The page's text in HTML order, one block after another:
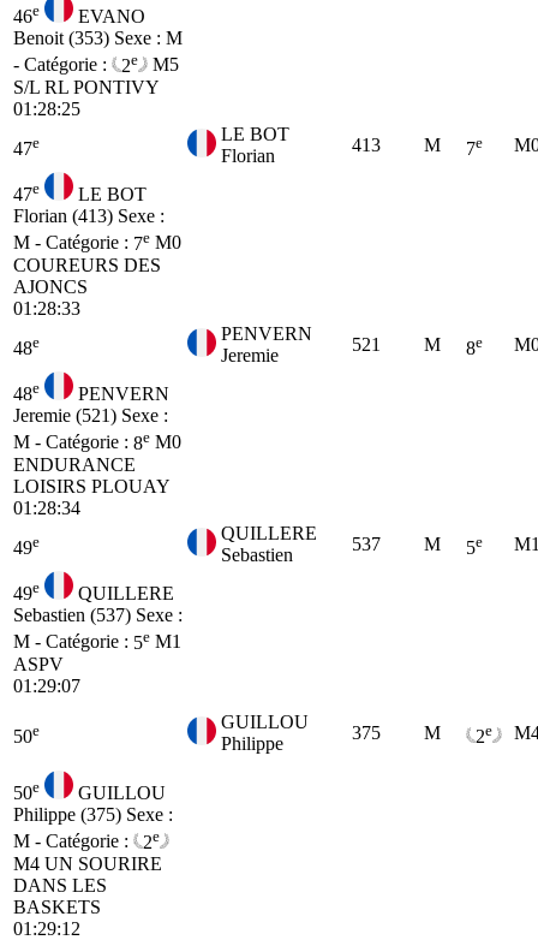
46e
EVANO
Benoit (353) Sexe : M
- Catégorie :
2e
M5
S/L RL PONTIVY
01:28:25
47e
LE BOT
Florian
413 M 7e
47e
LE BOT
Florian (413) Sexe :
M - Catégorie : 7e M0
COUREURS DES
AJONCS
01:28:33
48e
PENVERN
Jeremie
521 M 8e
48e
PENVERN
Jeremie (521) Sexe :
M - Catégorie : 8e M0
ENDURANCE
LOISIRS PLOUAY
01:28:34
49e
QUILLERE
Sebastien
537 M 5e
49e
QUILLERE
Sebastien (537) Sexe :
M - Catégorie : 5e M1
ASPV
01:29:07
50e
GUILLOU
Philippe
375 M 2e
50e
GUILLOU
Philippe (375) Sexe :
M - Catégorie :
2e
M4 UN SOURIRE
DANS LES
BASKETS
01:29:12